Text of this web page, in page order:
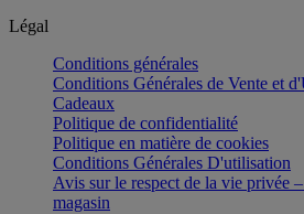
Légal
Conditions générales
Conditions Générales de Vente et
Cadeaux
Politique de confidentialité
Politique en matière de cookies
Conditions Générales D'utilisation
Avis sur le respect de la vie privée
magasin